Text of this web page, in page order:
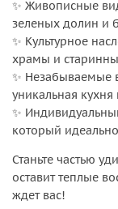
✨ Живописные
зеленых долин и
✨ Культурное
храмы и
✨ Незабываемые
уникальная
✨
который
Станьте частью
оставит теплые
ждет вас!